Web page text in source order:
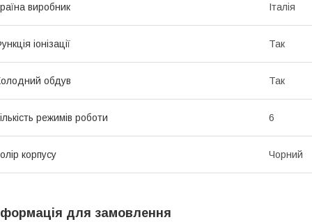
виробник Італія
іонізації Так
обдув Так
режимів роботи 6
корпусу Чорний
для замовлення